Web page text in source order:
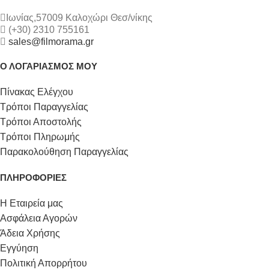
Ιωνίας,57009 Καλοχώρι Θεσ/νίκης
(+30) 2310 755161
sales@filmorama.gr
Ο ΛΟΓΑΡΙΑΣΜΟΣ ΜΟΥ
Πίνακας Ελέγχου
Τρόποι Παραγγελίας
Τρόποι Αποστολής
Τρόποι Πληρωμής
Παρακολούθηση Παραγγελίας
ΠΛΗΡΟΦΟΡΙΕΣ
Η Εταιρεία μας
Ασφάλεια Αγορών
Άδεια Χρήσης
Εγγύηση
Πολιτική Απορρήτου